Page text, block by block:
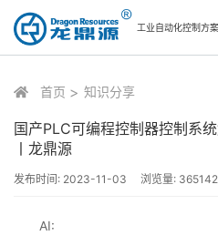
工业自动化控制方
首页 知识分享
国产PLC可编程控制器控制系
丨龙鼎源
发布时间: 2023-11-03 浏览量: 365142
AI: